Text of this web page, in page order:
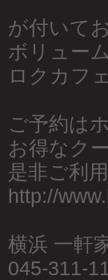
が付いて
ボリュー
ロクカフ
ご予約は
お得なク
是非ご利
http://
横浜 一軒
045-311-